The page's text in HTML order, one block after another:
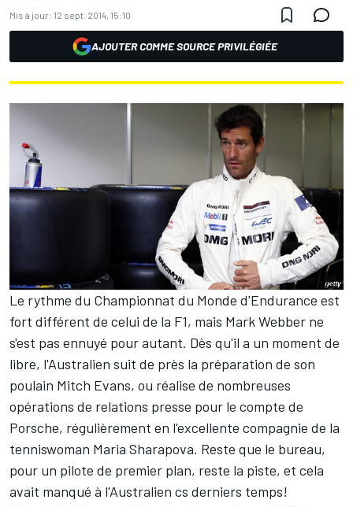
Mis à jour: 12 sept. 2014, 15:10
AJOUTER COMME SOURCE PRIVILÉGIÉE
Le rythme du Championnat du Monde d'Endurance est
fort différent de celui de la F1, mais Mark Webber ne
s'est pas ennuyé pour autant. Dès qu'il a un moment de
libre, l'Australien suit de près la préparation de son
poulain Mitch Evans, ou réalise de nombreuses
opérations de relations presse pour le compte de
Porsche, régulièrement en l'excellente compagnie de la
tenniswoman Maria Sharapova. Reste que le bureau,
pour un pilote de premier plan, reste la piste, et cela
avait manqué à l'Australien cs derniers temps!